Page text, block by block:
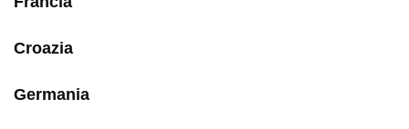
Croazia
Germania